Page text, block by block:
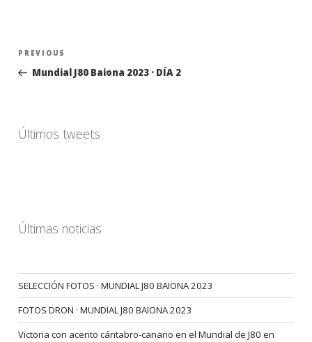
Navegación
entradas
Previous
Post
PREVIOUS
Mundial J80 Baiona 2023 · DÍA 2
Últimos tweets
Últimas noticias
SELECCIÓN FOTOS · MUNDIAL J80 BAIONA 2023
FOTOS DRON · MUNDIAL J80 BAIONA 2023
Victoria con acento cántabro-canario en el Mundial de J80 en